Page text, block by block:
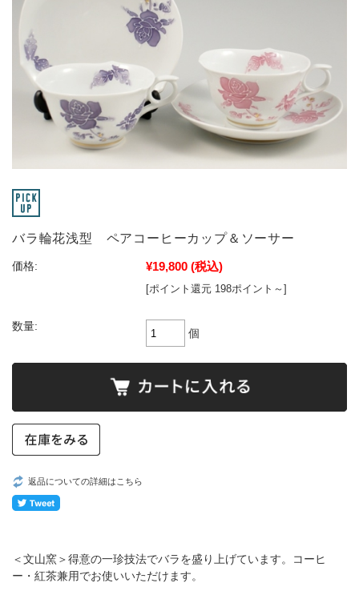
バラ輪花浅型 ペアコーヒーカップ＆ソーサー
価格: ¥19,800 (税込)
[ポイント還元 198ポイント～]
数量:
個
返品についての詳細はこちら
＜文山窯＞得意の一珍技法でバラを盛り上げています。コーヒ
ー・紅茶兼用でお使いいただけます。